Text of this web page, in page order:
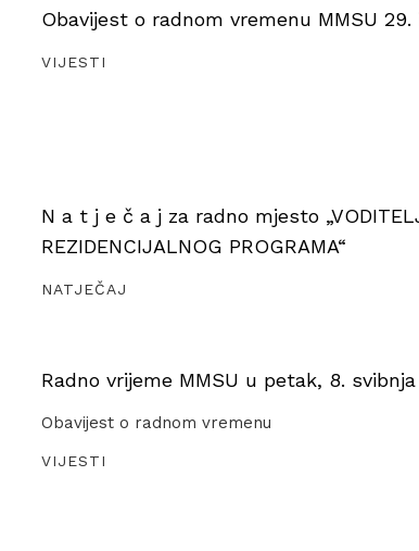
Obavijest o radnom vremenu MMSU 29.
VIJESTI
N a t j e č a j za radno mjesto
REZIDENCIJALNOG PROGRAMA“
NATJEČAJ
Radno vrijeme MMSU u petak, 8. svibnja
Obavijest o radnom vremenu
VIJESTI